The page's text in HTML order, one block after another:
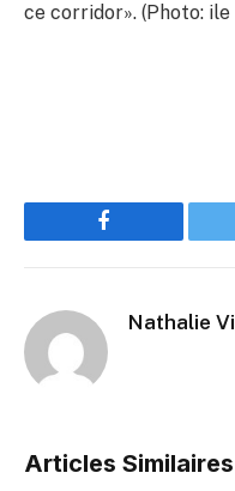
ce corridor». (Photo:
Facebook
Nathalie
Articles Similaires